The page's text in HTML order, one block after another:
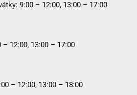
9:00 – 12:00, 13:00 – 17:00
– 12:00, 13:00 – 17:00
– 12:00, 13:00 – 18:00